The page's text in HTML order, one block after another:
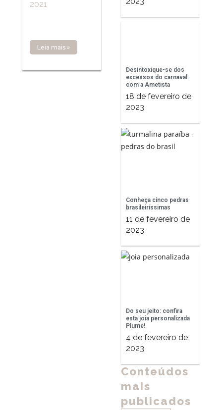
2021
Leia mais »
Desintoxique-se dos
excessos do carnaval
com a Ametista
18 de fevereiro de
2023
Conheça cinco pedras
brasileiríssimas
11 de fevereiro de
2023
Do seu jeito: confira
esta joia personalizada
Plume!
4 de fevereiro de
2023
Conteúdos
mais
publicados